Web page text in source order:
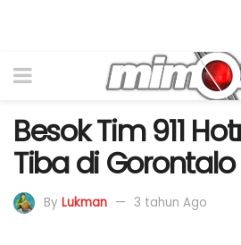
Besok Tim 911
Tiba di Gorontalo
By Lukman 3 tahun Ago